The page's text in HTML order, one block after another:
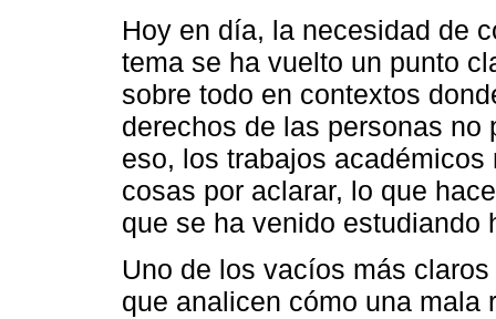
Hoy en día, la necesidad de
tema se ha vuelto un punto
sobre todo en contextos
derechos de las personas no
eso, los trabajos
cosas por aclarar, lo que
que se ha venido estudiando
Uno de los vacíos más
que analicen cómo una mala